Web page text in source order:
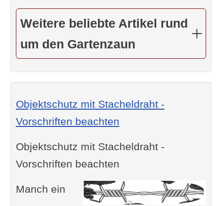
Weitere beliebte Artikel rund
um den Gartenzaun
Objektschutz mit Stacheldraht -
Vorschriften beachten
Objektschutz mit Stacheldraht -
Vorschriften beachten
Manch ein